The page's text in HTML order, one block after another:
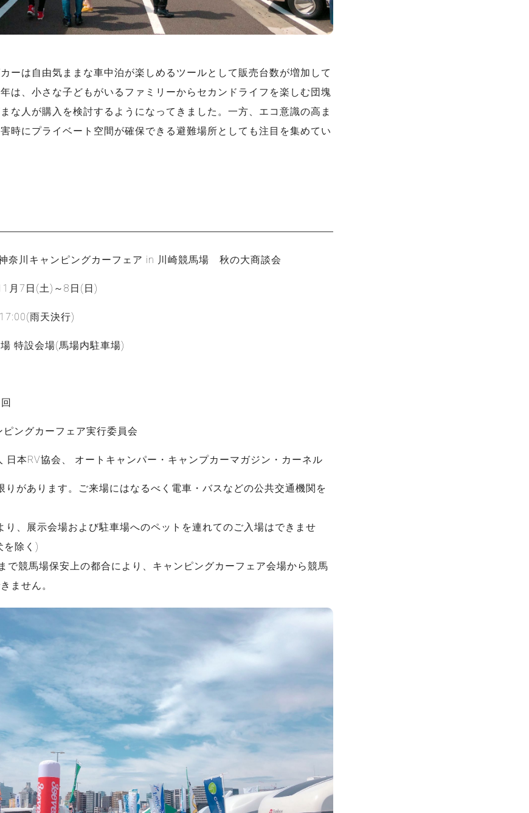
ーは自由気ままな車中泊が楽しめるツールとして販売台数が増加して
は、小さな子どもがいるファミリーからセカンドライフを楽しむ団塊
な人が購入を検討するようになってきました。一方、エコ意識の高ま
時にプライベート空間が確保できる避難場所としても注目を集めてい
奈川キャンピングカーフェア in 川崎競馬場 秋の大商談会
月7日(土)～8日(日)
雨天決行)
特設会場(馬場内駐車場)
ングカーフェア実行委員会
日本RV協会、 オートキャンパー・キャンプカーマガジン・カーネル
りがあります。ご来場にはなるべく電車・バスなどの公共交通機関を
り、展示会場および駐車場へのペットを連れてのご入場はできませ
を除く)
で競馬場保安上の都合により、キャンピングカーフェア会場から競馬
ません。